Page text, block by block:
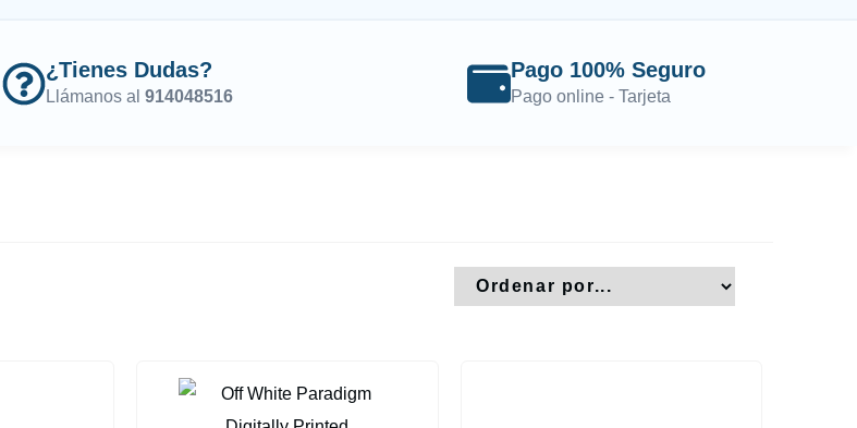
¿Tienes Dudas?
Llámanos al914048516
Pago 100% Seguro
Pago online - Tarjeta